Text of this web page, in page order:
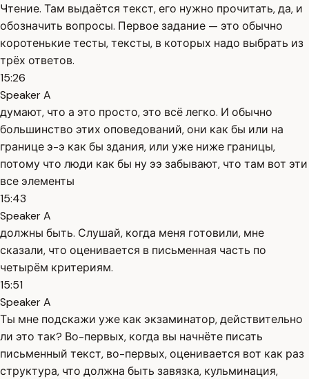
Чтение. Там выдаётся текст, его нужно прочитать, да, и
обозначить вопросы. Первое задание — это обычно
коротенькие тесты, тексты, в которых надо выбрать из
трёх ответов.
15:26
Speaker A
думают, что а это просто, это всё легко. И обычно
большинство этих оповедований, они как бы или на
границе э-э как бы здания, или уже ниже границы,
потому что люди как бы ну ээ забывают, что там вот эти
все элементы
15:43
Speaker A
должны быть. Слушай, когда меня готовили, мне
сказали, что оценивается в письменная часть по
четырём критериям.
15:51
Speaker A
Ты мне подскажи уже как экзаминатор, действительно
ли это так? Во-первых, когда вы начнёте писать
письменный текст, во-первых, оценивается вот как раз
структура, что должна быть завязка, кульминация,